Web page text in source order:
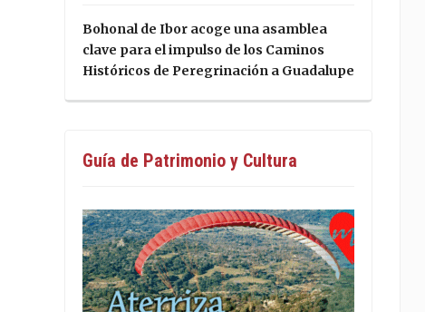
Bohonal de Ibor acoge una asamblea
clave para el impulso de los Caminos
Históricos de Peregrinación a Guadalupe
Guía de Patrimonio y Cultura